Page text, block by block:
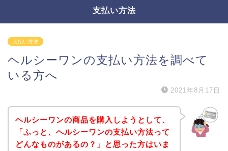
支払い方法
支払い方法
ヘルシーワンの支払い方法を調べて
いる方へ
2021年8月17日
ヘルシーワンの商品を購入しようとして、
「ふっと、ヘルシーワンの支払い方法って
どんなものがあるの？」と思った方はいま